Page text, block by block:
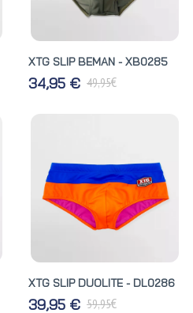
XTG SLIP BEMAN - XB0285
34,95 € 49,95€
XTG SLIP DUOLITE - DL0286
39,95 € 59,95€